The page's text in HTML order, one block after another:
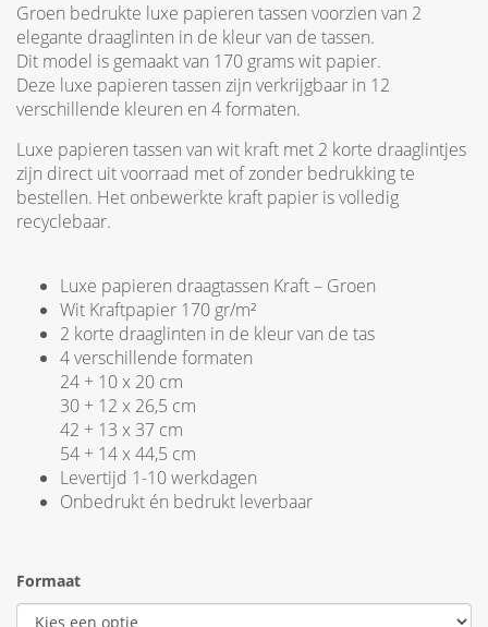
Groen bedrukte luxe papieren tassen voorzien van 2
elegante draaglinten in de kleur van de tassen.
Dit model is gemaakt van 170 grams wit papier.
Deze luxe papieren tassen zijn verkrijgbaar in 12
verschillende kleuren en 4 formaten.
Luxe papieren tassen van wit kraft met 2 korte draaglintjes
zijn direct uit voorraad met of zonder bedrukking te
bestellen. Het onbewerkte kraft papier is volledig
recyclebaar.
Luxe papieren draagtassen Kraft – Groen
Wit Kraftpapier 170 gr/m²
2 korte draaglinten in de kleur van de tas
4 verschillende formaten
24 + 10 x 20 cm
30 + 12 x 26,5 cm
42 + 13 x 37 cm
54 + 14 x 44,5 cm
Levertijd 1-10 werkdagen
Onbedrukt én bedrukt leverbaar
Formaat